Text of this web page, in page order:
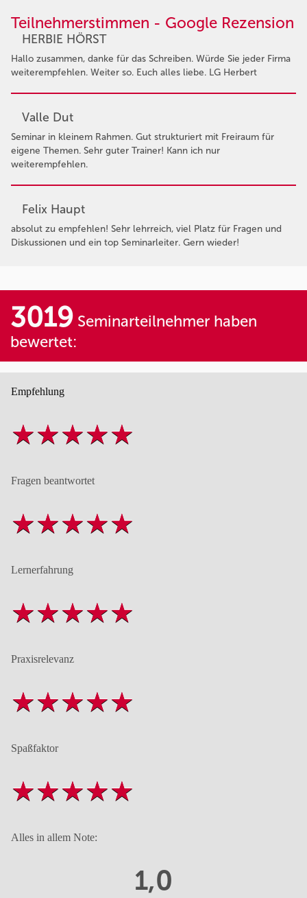
Teilnehmerstimmen - Google Rezension
HERBIE HÖRST
Hallo zusammen, danke für das Schreiben. Würde Sie jeder Firma
weiterempfehlen. Weiter so. Euch alles liebe. LG Herbert
Valle Dut
Seminar in kleinem Rahmen. Gut strukturiert mit Freiraum für
eigene Themen. Sehr guter Trainer! Kann ich nur
weiterempfehlen.
Felix Haupt
absolut zu empfehlen! Sehr lehrreich, viel Platz für Fragen und
Diskussionen und ein top Seminarleiter. Gern wieder!
3019 Seminarteilnehmer haben
bewertet:
Empfehlung
Fragen beantwortet
Lernerfahrung
Praxisrelevanz
Spaßfaktor
Alles in allem Note:
1,0